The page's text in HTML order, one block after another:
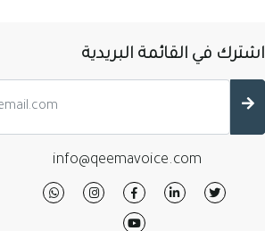
اشترك في القائمة البريدية
info@qeemavoice.com